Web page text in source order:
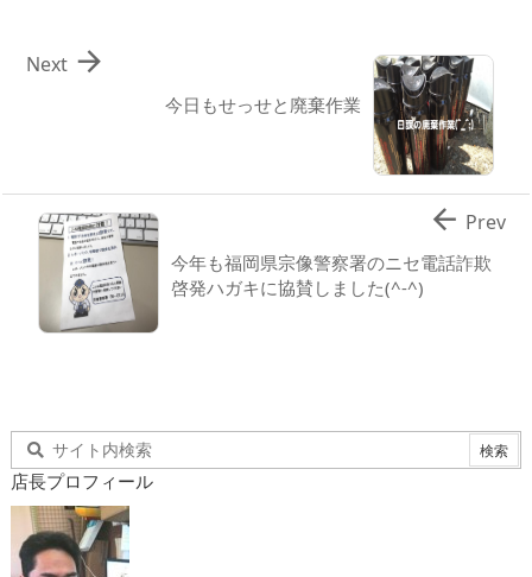
今日もせっせと廃棄作業

Next
今年も福岡県宗像警察署のニセ電話詐欺
啓発ハガキに協賛しました(^-^)
 Prev
店長プロフィール